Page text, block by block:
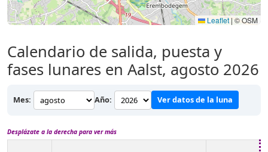
Leaflet| © OSM
Calendario de salida, puesta y
fases lunares en Aalst, agosto 2026
Mes: Año: Ver datos de la luna
Desplázate a la derecha para ver más